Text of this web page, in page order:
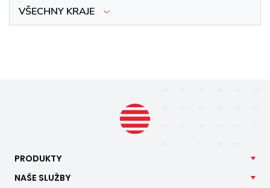
VŠECHNY KRAJE
PRODUKTY
NAŠE SLUŽBY